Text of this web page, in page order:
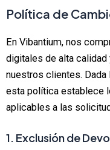
contenido
Política de
En Vibantium, nos
digitales de alta
nuestros clientes.
esta política establece
aplicables a las
1. Exclusión de